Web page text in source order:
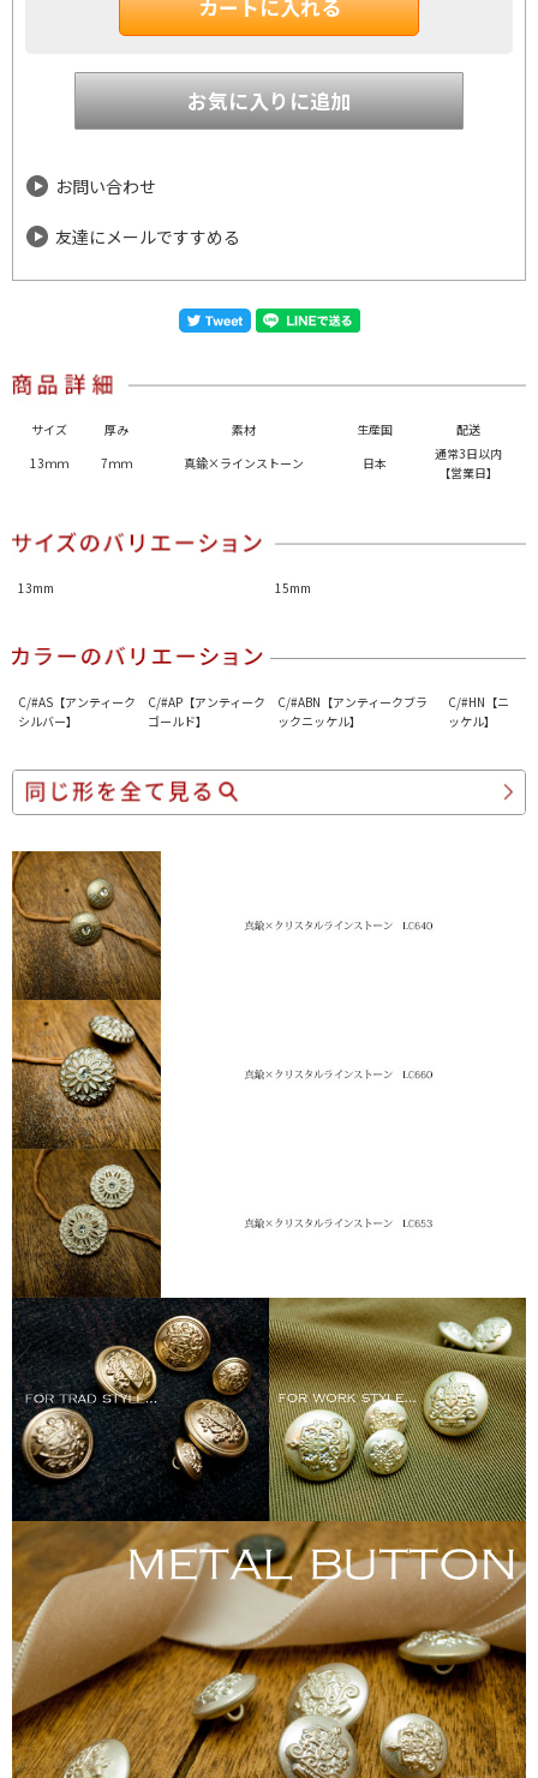
お問い合わせ
友達にメールですすめる
サイズ 厚み 素材 生産国
配送
13ｍｍ
7ｍｍ 真鍮×ラインストーン 日本
通常3日以内
【営業日】
13mm 15mm
C/#AS【アンティーク
シルバー】
C/#AP【アンティーク
ゴールド】
C/#ABN【アンティークブラ
ックニッケル】
C/#HN【ニ
ッケル】